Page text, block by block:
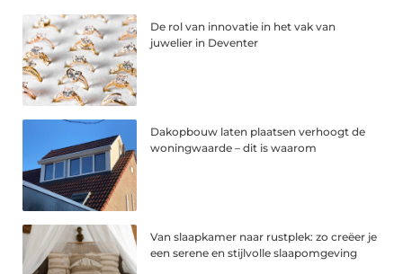
De rol van innovatie in het vak van
juwelier in Deventer
Dakopbouw laten plaatsen verhoogt de
woningwaarde – dit is waarom
Van slaapkamer naar rustplek: zo creëer je
een serene en stijlvolle slaapomgeving